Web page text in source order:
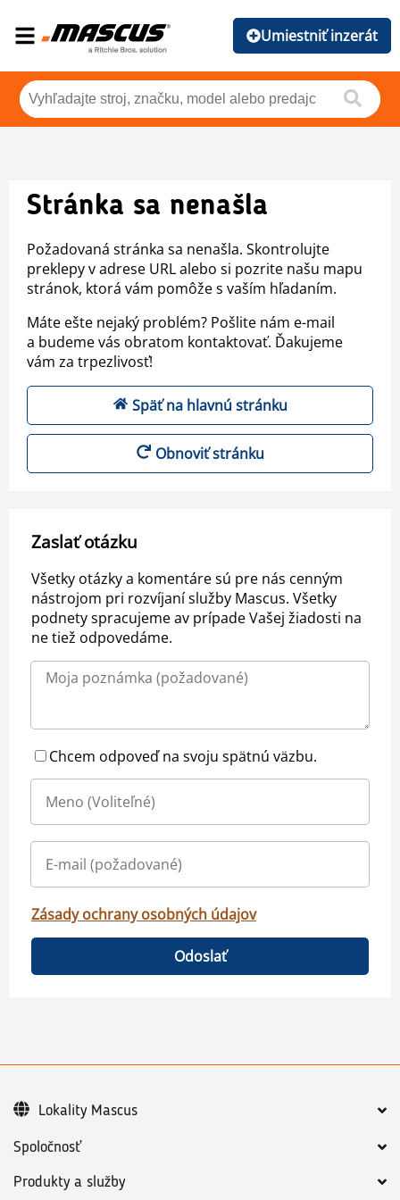
Umiestniť inzerát
Stránka sa nenašla
Požadovaná stránka sa nenašla. Skontrolujte
preklepy v adrese URL alebo si pozrite našu mapu
stránok, ktorá vám pomôže s vaším hľadaním.
Máte ešte nejaký problém? Pošlite nám e-mail
a budeme vás obratom kontaktovať. Ďakujeme
vám za trpezlivosť!
Späť na hlavnú stránku
Obnoviť stránku
Zaslať otázku
Všetky otázky a komentáre sú pre nás cenným
nástrojom pri rozvíjaní služby Mascus. Všetky
podnety spracujeme av prípade Vašej žiadosti na
ne tiež odpovedáme.
Chcem odpoveď na svoju spätnú väzbu.
Zásady ochrany osobných údajov
Odoslať
Spoločnosť
Produkty a služby
Lokality Mascus